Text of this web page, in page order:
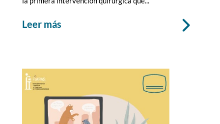
leer más